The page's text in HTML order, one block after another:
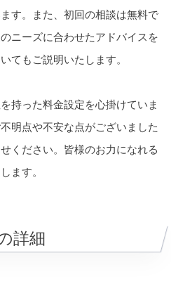
す。また、初回の相談は無料で
ニーズに合わせたアドバイスを
てもご説明いたします。
持った料金設定を心掛けていま
明点や不安な点がございました
ください。皆様のお力になれる
ます。
詳細